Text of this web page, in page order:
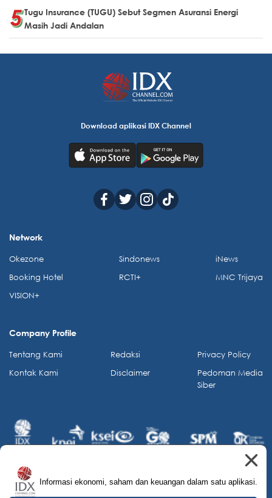
Tugu Insurance (TUGU) Sebut Segmen Asuransi Energi
Masih Jadi Andalan
Informasi ekonomi, saham dan keuangan dalam satu aplikasi.
Download aplikasi IDX Channel
Network
Okezone
Booking Hotel
VISION+
Sindonews
RCTI+
iNews
MNC Trijaya
Company Profile
Tentang Kami
Kontak Kami
Redaksi
Disclaimer
Privacy Policy
Pedoman Media
Siber
© 2026 IDX Channel. All Rights Reserved.